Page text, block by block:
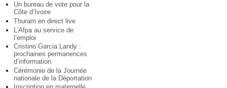
Un bureau de vote pour la
Côte d’Ivoire
Thuram en direct live
L’Afpa au service de
l’emploi
Cristino Garcia Landy :
prochaines permanences
d’information
Cérémonie de la Journée
nationale de la Déportation